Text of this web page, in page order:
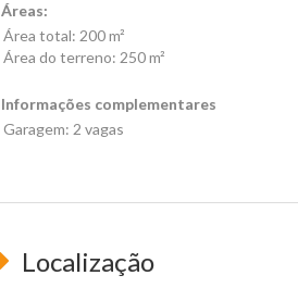
Áreas:
Área total: 200 m²
Área do terreno: 250 m²
Informações complementares
Garagem: 2 vagas
Localização